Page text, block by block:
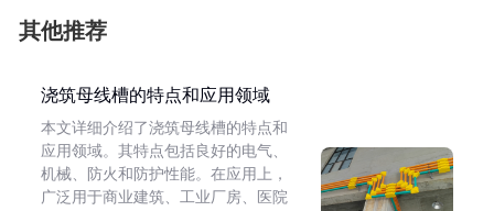
其他推荐
浇筑母线槽的特点和应用领域
本文详细介绍了浇筑母线槽的特点和
应用领域。其特点包括良好的电气、
机械、防火和防护性能。在应用上，
广泛用于商业建筑、工业厂房、医院